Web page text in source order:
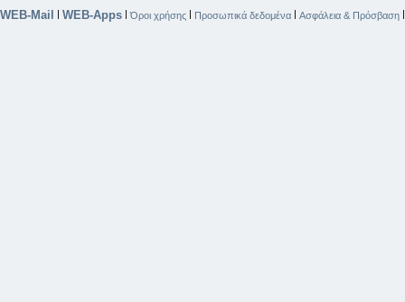
WEB-Mail | WEB-Apps |Όροι χρήσης | Προσωπικά δεδομένα | Ασφάλεια & Πρόσβαση